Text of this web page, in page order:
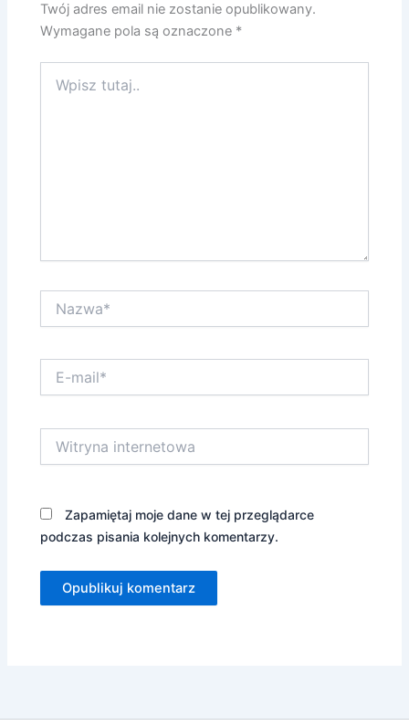
Twój adres email nie zostanie opublikowany.
Wymagane pola są oznaczone *
tutaj..
mail*
internetowa
Zapamiętaj moje dane w tej przeglądarce
podczas pisania kolejnych komentarzy.